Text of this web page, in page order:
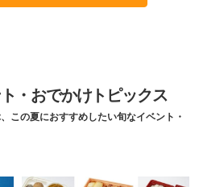
・おでかけトピックス
この夏におすすめしたい旬なイベント・